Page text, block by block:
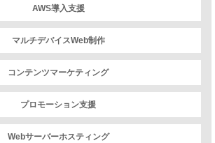
AWS導入支援
マルチデバイスWeb制作
コンテンツマーケティング
プロモーション支援
Webサーバーホスティング